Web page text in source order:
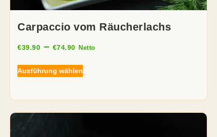
Carpaccio vom Räucherlachs
€39.90 – €74.90 Netto
Ausführung wählen